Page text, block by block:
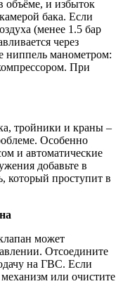
объёме, и избыток
бака. Если
(менее 1.5 бар
через
ниппель манометром:
При
тройники и краны –
Особенно
и автоматические
добавьте в
который проступит в
может
Отсоедините
на ГВС. Если
или очистите